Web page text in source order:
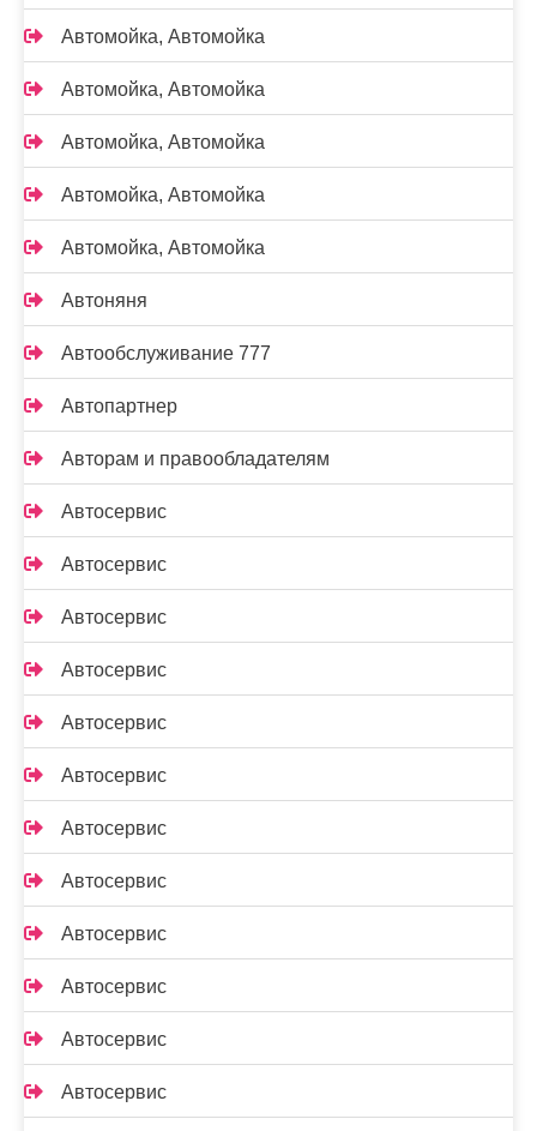
Автомойка, Автомойка
Автомойка, Автомойка
Автомойка, Автомойка
Автомойка, Автомойка
Автомойка, Автомойка
Автоняня
Автообслуживание 777
Автопартнер
Авторам и правообладателям
Автосервис
Автосервис
Автосервис
Автосервис
Автосервис
Автосервис
Автосервис
Автосервис
Автосервис
Автосервис
Автосервис
Автосервис